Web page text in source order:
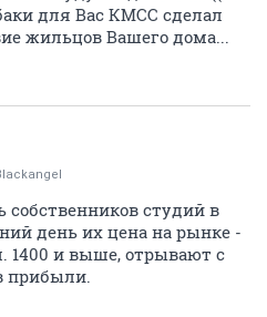
для Вас КМСС сделал
жильцов Вашего дома...
собственников студий в
день их цена на рынке -
1400 и выше, отрывают с
прибыли.